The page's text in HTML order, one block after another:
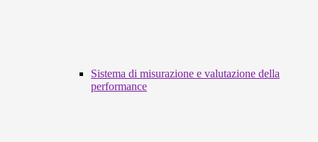
Sistema di misurazione e valutazione della
performance